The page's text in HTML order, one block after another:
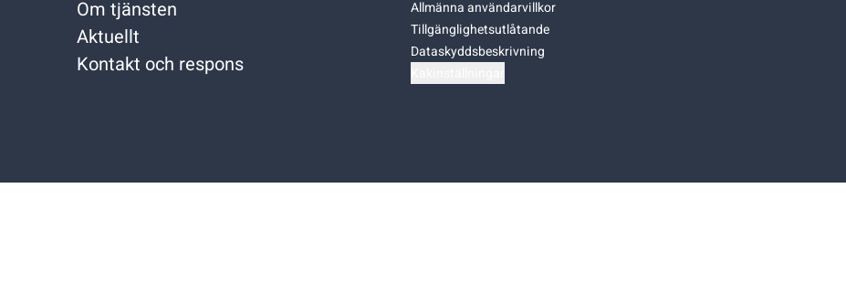
Om tjänsten
Aktuellt
Kontakt och respons
Allmänna användarvillkor
Tillgänglighetsutlåtande
Dataskyddsbeskrivning